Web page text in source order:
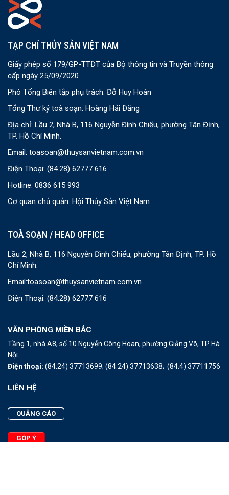
TẠP CHÍ THỦY SẢN VIỆT NAM
Giấy phép số 179/GP-TTĐT của Bộ thông tin và Truyền thông
cấp ngày 25/09/2020
Phó Tổng Biên tập phụ trách: Đỗ Huy Hoàn
Tổng Thư ký toà soạn: Hoàng Hải Đăng
Địa chỉ: Lầu 2, Nhà B, 116 Nguyễn Đình Chiểu, phường Tân Định,
TP. Hồ Chí Minh.
Email: toasoan@thuysanvietnam.com.vn
Điện Thoại: (84.28) 62777 616
Hotline: 0836 615 993
Cơ quan chủ quản: Hội Thủy Sản Việt Nam
TOÀ SOẠN / HEAD OFFICE
Lầu 2, Nhà B, 116 Nguyễn Đình Chiểu, phường Tân Định, TP. Hồ
Chí Minh.
Email:toasoan@thuysanvietnam.com.vn
Điện Thoại: (84.28) 62777 616
VĂN PHÒNG MIỀN BẮC
Tầng 1, nhà A8, số 10 Nguyễn Công Hoan, phường Giảng Võ, TP Hà
Nội.
Điện thoại: (84.24) 37713699; (84.24) 37713638; (84.4) 37711756
LIÊN HỆ
QUẢNG CÁO
GÓP Ý